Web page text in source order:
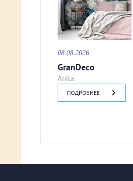
08.08.2026
GranDeco
Anita
ПОДРОБНЕЕ